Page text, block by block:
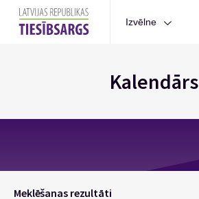
Izvēlne
Kalendārs
Meklēšanas rezultāti